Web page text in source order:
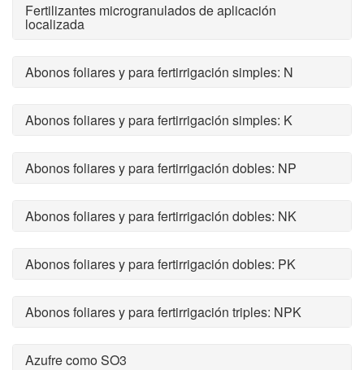
Fertilizantes microgranulados de aplicación
localizada
Abonos foliares y para fertirrigación simples: N
Abonos foliares y para fertirrigación simples: K
Abonos foliares y para fertirrigación dobles: NP
Abonos foliares y para fertirrigación dobles: NK
Abonos foliares y para fertirrigación dobles: PK
Abonos foliares y para fertirrigación triples: NPK
Azufre como SO3